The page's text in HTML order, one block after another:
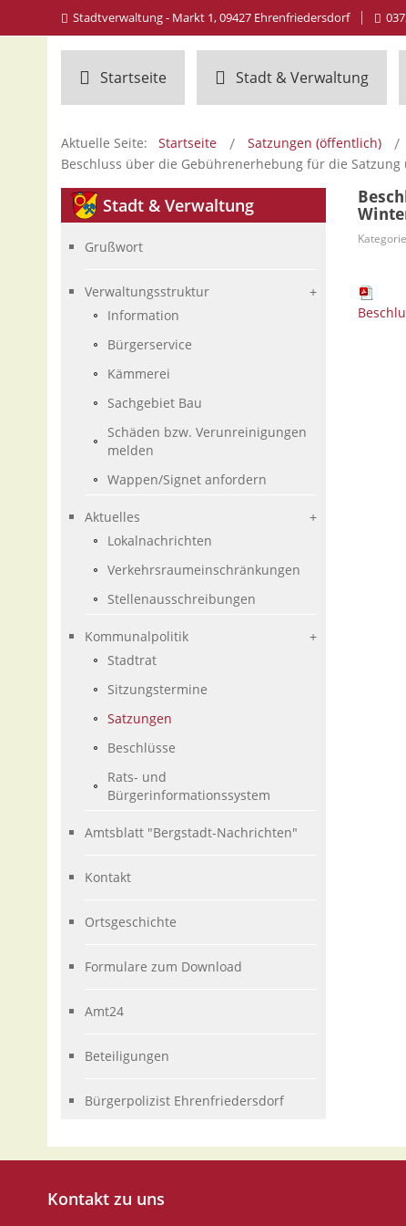
Stadtverwaltung - Markt 1, 09427 Ehrenfriedersdorf
Startseite Stadt & Verwaltung
Aktuelle Seite: Startseite
Satzungen (öffentlich)
Beschluss über die Gebührenerhebung für die
Stadt & Verwaltung
Grußwort
Verwaltungsstruktur
Information
Bürgerservice
Kämmerei
Sachgebiet Bau
Schäden bzw. Verunreinigungen
melden
Wappen/Signet anfordern
Aktuelles
Lokalnachrichten
Verkehrsraumeinschränkungen
Stellenausschreibungen
Kommunalpolitik
Stadtrat
Sitzungstermine
Satzungen
Beschlüsse
Rats- und
Bürgerinformationssystem
Amtsblatt "Bergstadt-Nachrichten"
Kontakt
Ortsgeschichte
Formulare zum Download
Amt24
Beteiligungen
Bürgerpolizist Ehrenfriedersdorf
Kontakt zu uns